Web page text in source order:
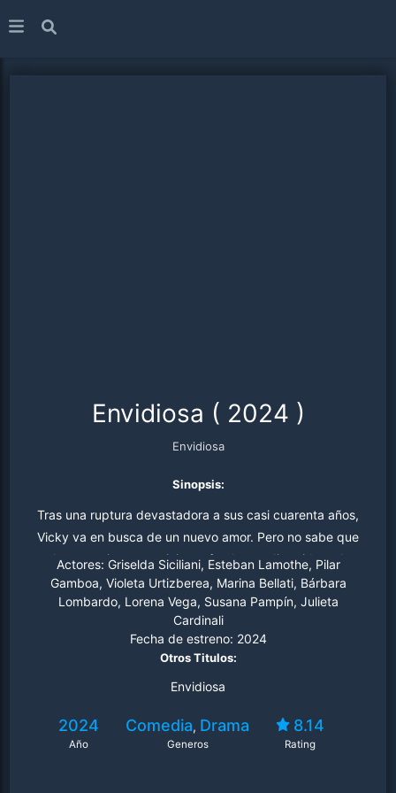
Envidiosa ( 2024 )
Envidiosa
Sinopsis:
Tras una ruptura devastadora a sus casi cuarenta años,
Vicky va en busca de un nuevo amor. Pero no sabe que
ahora comienza un viaje profundo —y divertido— de
autodescubrimiento...
Actores: Griselda Siciliani, Esteban Lamothe, Pilar
Gamboa, Violeta Urtizberea, Marina Bellati, Bárbara
Lombardo, Lorena Vega, Susana Pampín, Julieta
Cardinali
Fecha de estreno: 2024
Otros Titulos:
Envidiosa
2024
Año
Comedia, Drama
Generos
8.14
Rating